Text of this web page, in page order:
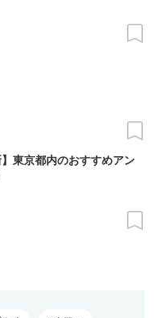
】東京都内のおすすめアン